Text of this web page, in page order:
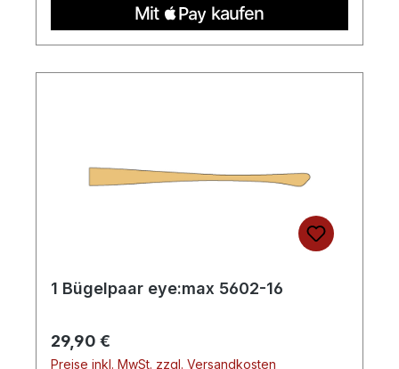
1 Bügelpaar eye:max 5602-16
Regulärer Preis:
29,90 €
Preise inkl. MwSt. zzgl. Versandkosten